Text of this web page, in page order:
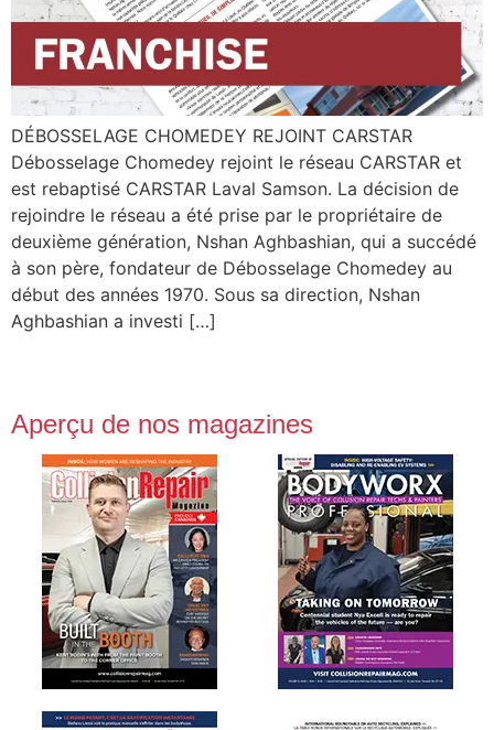
DÉBOSSELAGE CHOMEDEY REJOINT CARSTAR
Débosselage Chomedey rejoint le réseau CARSTAR et
est rebaptisé CARSTAR Laval Samson. La décision de
rejoindre le réseau a été prise par le propriétaire de
deuxième génération, Nshan Aghbashian, qui a succédé
à son père, fondateur de Débosselage Chomedey au
début des années 1970. Sous sa direction, Nshan
Aghbashian a investi […]
Aperçu de nos magazines